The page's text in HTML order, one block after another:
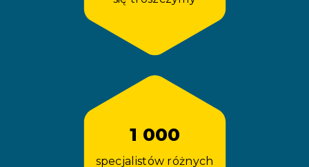
1 000
specjalistów różnych